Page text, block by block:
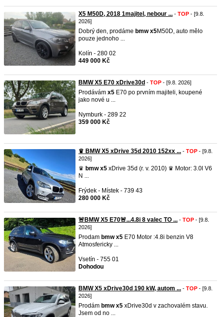
X5 M50D, 2018 1majitel, nebour ... - TOP - [9.8.
2026]
Dobrý den, prodáme bmw x5M50D, auto mělo
pouze jednoho ...
Kolín - 280 02
449 000 Kč
BMW X5 E70 xDrive30d - TOP - [9.8. 2026]
Prodávám x5 E70 po prvním majiteli, koupené
jako nové u ...
Nymburk - 289 22
359 000 Kč
♛ BMW X5 xDrive 35d 2010 152xx ... - TOP - [9.8.
2026]
♛ bmw x5 xDrive 35d (r. v. 2010) ♛ Motor: 3.0l V6
N ...
Frýdek - Místek - 739 43
280 000 Kč
🚨BMW X5 E70🚨...4.8i 8 valec TO ... - TOP - [9.8.
2026]
Prodam bmw x5 E70 Motor :4.8i benzin V8
Atmosfericky ...
Vsetín - 755 01
Dohodou
BMW X5 xDrive30d 190 kW, autom ... - TOP - [9.8.
2026]
Prodám bmw x5 xDrive30d v zachovalém stavu.
Jsem od no ...